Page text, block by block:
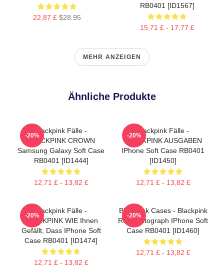
22,87 £ $28.95
RB0401 [ID1567]
15,71 £ - 17,77 £
MEHR ANZEIGEN
Ähnliche Produkte
Blackpink Fälle -
BLACKPINK CROWN
Samsung Galaxy Soft Case
RB0401 [ID1444]
12,71 £ - 13,82 £
-20%
Blackpink Fälle -
BLACKPINK AUSGABEN
IPhone Soft Case RB0401
[ID1450]
12,71 £ - 13,82 £
-20%
Blackpink Fälle -
BLACKPINK WIE Ihnen
Gefällt, Dass IPhone Soft
Case RB0401 [ID1474]
12,71 £ - 13,82 £
-20%
Blackpink Cases - Blackpink
Rosè Autograph IPhone Soft
Case RB0401 [ID1460]
12,71 £ - 13,82 £
-20%